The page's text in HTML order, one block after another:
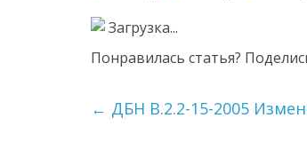
Загрузка...
Понравилась статья?
← ДБН В.2.2-15-2005